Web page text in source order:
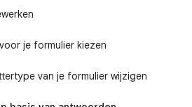
je formulier kiezen
van je formulier wijzigen